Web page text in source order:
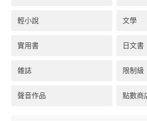
輕小說 文學
實用書 日文書
雜誌 限制級
聲音作品 點數商